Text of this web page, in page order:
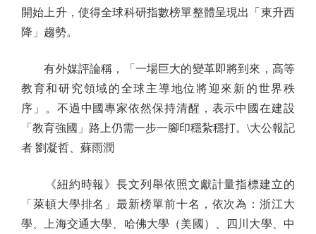
開始上升，使得全球科研指數榜單整體呈現出「東升西
降」趨勢。
有外媒評論稱，「一場巨大的變革即將到來，高等
教育和研究領域的全球主導地位將迎來新的世界秩
序」。不過中國專家依然保持清醒，表示中國在建設
「教育強國」路上仍需一步一腳印穩紮穩打。\大公報記
者 劉凝哲、蘇雨潤
《紐約時報》長文列舉依照文獻計量指標建立的
「萊頓大學排名」最新榜單前十名，依次為：浙江大
學、上海交通大學、哈佛大學（美國）、四川大學、中